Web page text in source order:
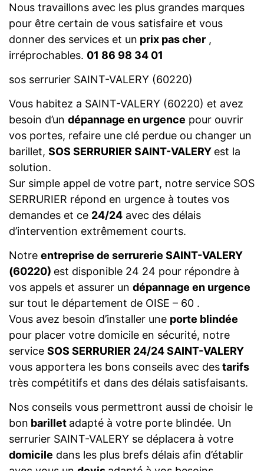
Nous travaillons avec les plus grandes marques
pour être certain de vous satisfaire et vous
donner des services et un prix pas cher ,
irréprochables. 01 86 98 34 01
sos serrurier SAINT-VALERY (60220)
Vous habitez a SAINT-VALERY (60220) et avez
besoin d’un dépannage en urgence pour ouvrir
vos portes, refaire une clé perdue ou changer un
barillet, SOS SERRURIER SAINT-VALERY est la
solution.
Sur simple appel de votre part, notre service SOS
SERRURIER répond en urgence à toutes vos
demandes et ce 24/24 avec des délais
d’intervention extrêmement courts.
Notre entreprise de serrurerie SAINT-VALERY
(60220) est disponible 24 24 pour répondre à
vos appels et assurer un dépannage en urgence
sur tout le département de OISE – 60 .
Vous avez besoin d’installer une porte blindée
pour placer votre domicile en sécurité, notre
service SOS SERRURIER 24/24 SAINT-VALERY
vous apportera les bons conseils avec destarifs
très compétitifs et dans des délais satisfaisants.
Nos conseils vous permettront aussi de choisir le
bon barillet adapté à votre porte blindée. Un
serrurier SAINT-VALERY se déplacera à votre
domicile dans les plus brefs délais afin d’établir